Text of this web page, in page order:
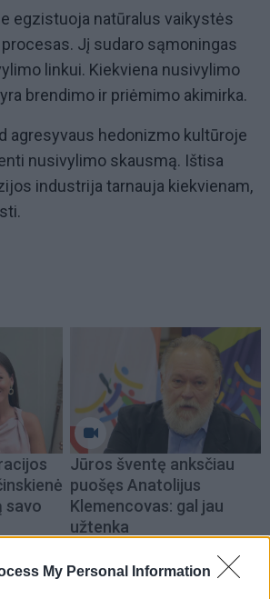
My Personal Information
egzistuoja natūralus vaikystės
Jį sudaro sąmoningas
linkui. Kiekviena nusivylimo
brendimo ir priėmimo akimirka.
agresyvaus hedonizmo kultūroje
nusivylimo skausmą. Ištisa
industrija tarnauja kiekvienam,
savo
Jūros šventę anksčiau
puošęs Anatolijus
Klemencovas: gal jau
užtenka